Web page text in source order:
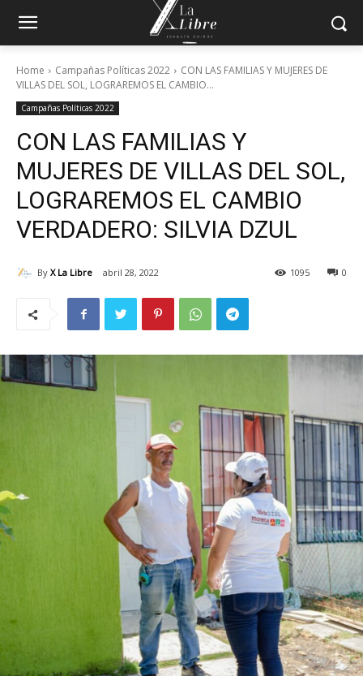
Home Campañas Políticas 2022
CON LAS FAMILIAS Y MUJERES DE
VILLAS DEL SOL, LOGRAREMOS EL CAMBIO...
Campañas Políticas 2022
CON LAS FAMILIAS Y
MUJERES DE VILLAS DEL SOL,
LOGRAREMOS EL CAMBIO
VERDADERO: SILVIA DZUL
By X La Libre abril 28, 2022 0
1095